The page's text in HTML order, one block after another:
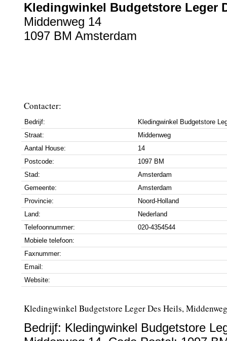
Kledingwinkel Budgetstore Leger
Middenweg 14
1097 BM Amsterdam
Contacter:
Bedrijf:
Kledingwinkel Budgetstore
Straat:
Middenweg
Aantal House:
14
Postcode:
1097 BM
Stad:
Amsterdam
Gemeente:
Amsterdam
Provincie:
Noord-Holland
Land:
Nederland
Telefoonnummer:
020-4354544
Mobiele telefoon:
Faxnummer:
Email:
Website:
Kledingwinkel Budgetstore Leger Des Heils,
Bedrijf: Kledingwinkel Budgetstore